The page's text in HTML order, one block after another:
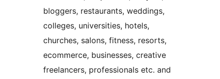
bloggers, restaurants, weddings,
colleges, universities, hotels,
churches, salons, fitness, resorts,
ecommerce, businesses, creative
freelancers, professionals etc. and